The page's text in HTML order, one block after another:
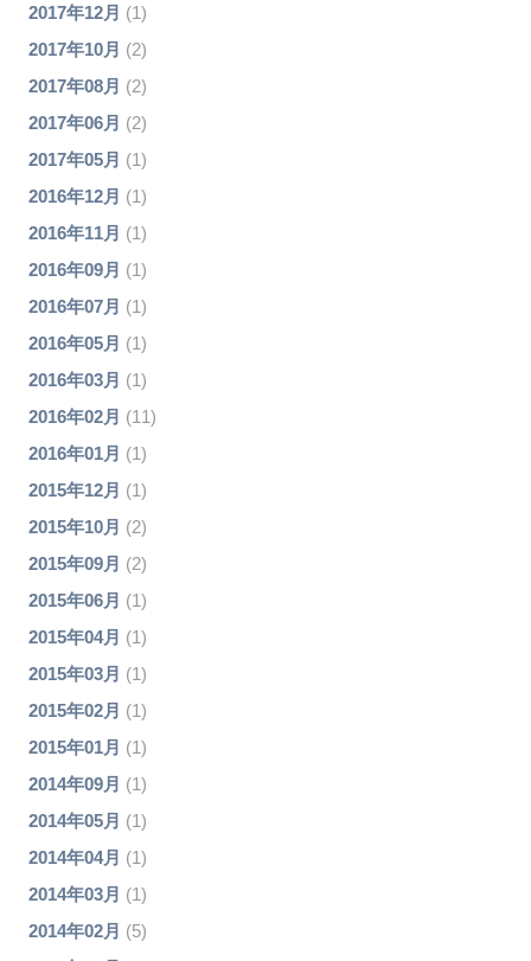
2017年12月 (1)
2017年10月 (2)
2017年08月 (2)
2017年06月 (2)
2017年05月 (1)
2016年12月 (1)
2016年11月 (1)
2016年09月 (1)
2016年07月 (1)
2016年05月 (1)
2016年03月 (1)
2016年02月 (11)
2016年01月 (1)
2015年12月 (1)
2015年10月 (2)
2015年09月 (2)
2015年06月 (1)
2015年04月 (1)
2015年03月 (1)
2015年02月 (1)
2015年01月 (1)
2014年09月 (1)
2014年05月 (1)
2014年04月 (1)
2014年03月 (1)
2014年02月 (5)